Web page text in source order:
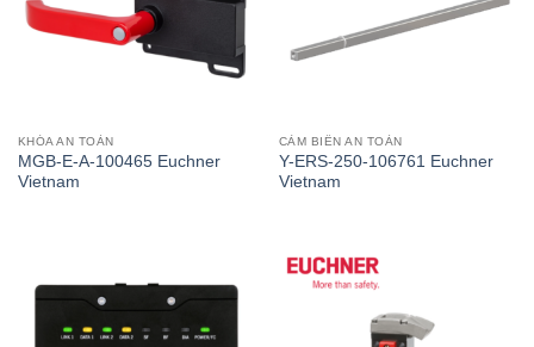
KHÓA AN TOÀN
MGB-E-A-100465 Euchner
Vietnam
CẢM BIẾN AN TOÀN
Y-ERS-250-106761 Euchner
Vietnam